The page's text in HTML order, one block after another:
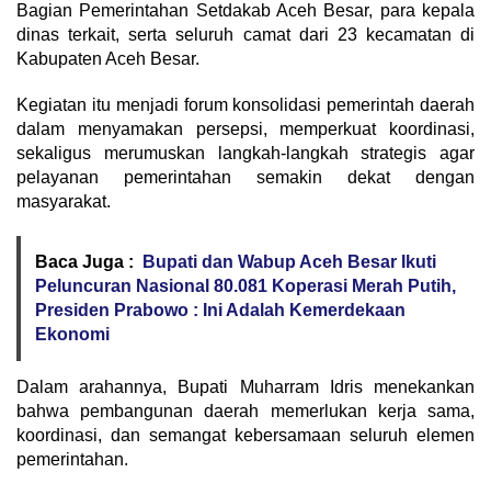
Bagian Pemerintahan Setdakab Aceh Besar, para kepala
dinas terkait, serta seluruh camat dari 23 kecamatan di
Kabupaten Aceh Besar.
Kegiatan itu menjadi forum konsolidasi pemerintah daerah
dalam menyamakan persepsi, memperkuat koordinasi,
sekaligus merumuskan langkah-langkah strategis agar
pelayanan pemerintahan semakin dekat dengan
masyarakat.
Baca Juga :
Bupati dan Wabup Aceh Besar Ikuti
Peluncuran Nasional 80.081 Koperasi Merah Putih,
Presiden Prabowo : Ini Adalah Kemerdekaan
Ekonomi
Dalam arahannya, Bupati Muharram Idris menekankan
bahwa pembangunan daerah memerlukan kerja sama,
koordinasi, dan semangat kebersamaan seluruh elemen
pemerintahan.